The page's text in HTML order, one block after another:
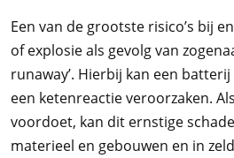
Een van de grootste risico’s bij
of explosie als gevolg van
runaway’. Hierbij kan een
een ketenreactie veroorzaken.
voordoet, kan dit ernstige
materieel en gebouwen en in